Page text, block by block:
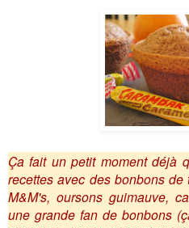
Ça fait un petit moment déjà
recettes avec des bonbons de
M&M's, oursons guimauve,
une grande fan de bonbons